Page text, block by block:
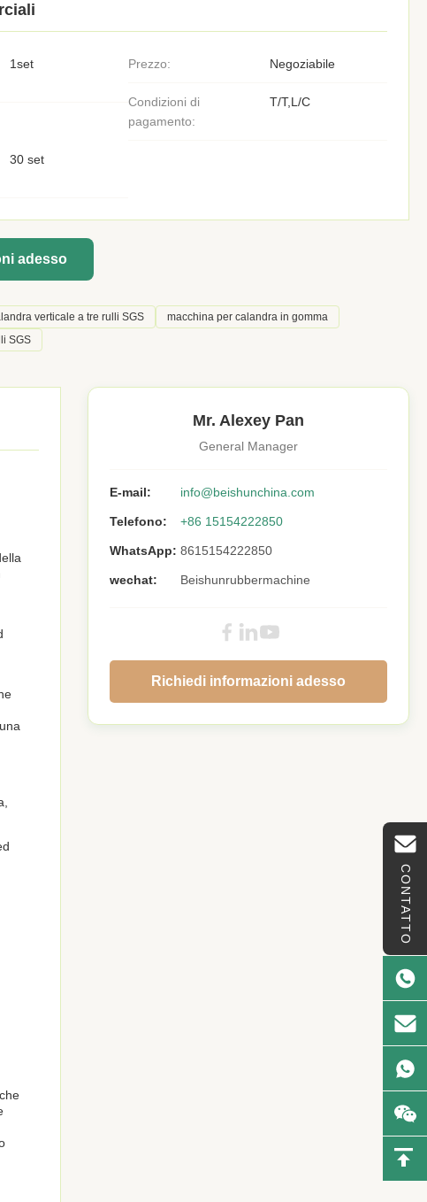
CONTATTO
1set Prezzo: Negoziabile
Condizioni di
pagamento:
T/T,L/C
30 set
adesso
verticale a tre rulli SGS
macchina per calandra in gomma
SGS
Mr. Alexey Pan
General Manager
E-mail: info@beishunchina.com
Telefono: +86 15154222850
WhatsApp: 8615154222850
wechat: Beishunrubbermachine
Richiedi informazioni adesso